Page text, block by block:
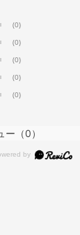
(0)
(0)
(0)
(0)
(0)
ー （0）